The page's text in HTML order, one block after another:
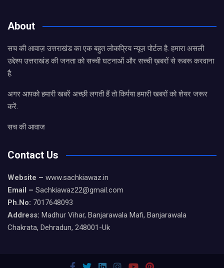
About
सच की आवाज़ उत्तराखंड का एक बहुत लोकप्रिय न्यूज़ पोर्टल है. हमारा असली
उद्देश्य उत्तराखंड की जनता को सच्ची घटनाओं और सच्ची ख़बरों से रूबरू करवाना
है.
अगर आपको हमारी खबरें अच्छी लगती हैं तो किर्पया हमारी खबरों को शेयर जरूर
करें.
सच की आवाज
Contact Us
Website – www.sachkiawaz.in
Email – Sachkiawaz22@gmail.com
Ph.No: 7017648093
Address: Madhur Vihar, Banjarawala Mafi, Banjarawala
Chakrata, Dehradun, 248001-Uk